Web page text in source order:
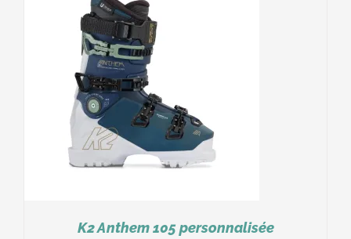
K2 Anthem 105 personnalisée